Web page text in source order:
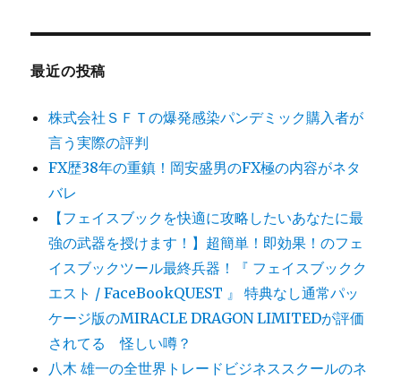
最近の投稿
株式会社ＳＦＴの爆発感染パンデミック購入者が
言う実際の評判
FX歴38年の重鎮！岡安盛男のFX極の内容がネタ
バレ
【フェイスブックを快適に攻略したいあなたに最
強の武器を授けます！】超簡単！即効果！のフェ
イスブックツール最終兵器！『 フェイスブックク
エスト / FaceBookQUEST 』 特典なし通常パッ
ケージ版のMIRACLE DRAGON LIMITEDが評価
されてる 怪しい噂？
八木 雄一の全世界トレードビジネススクールのネ